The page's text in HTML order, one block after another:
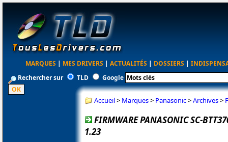
MARQUES | MES DRIVERS | ACTUALITÉS | DOSSIERS |
Rechercher sur
TLD Google
Accueil> Marques> Panasonic>Archives>
FIRMWARE PANASONIC SC-
1.23